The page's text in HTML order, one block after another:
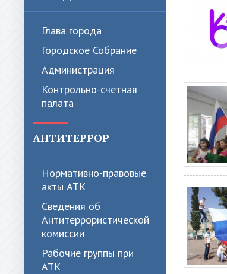
Глава города
Городское Собрание
Администрация
Контрольно-счетная
палата
АНТИТЕРРОР
Нормативно-правовые
акты АТК
Сведения об
Антитеррористической
комиссии
Рабочие группы при
АТК